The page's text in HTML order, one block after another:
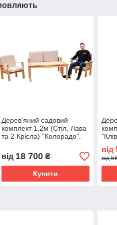
Дерев'яний садовий
комплект 1,2м (Стіл, Лава
та 2 Крісла) "Колорадо".
від 18 700₴
Купити
від
від